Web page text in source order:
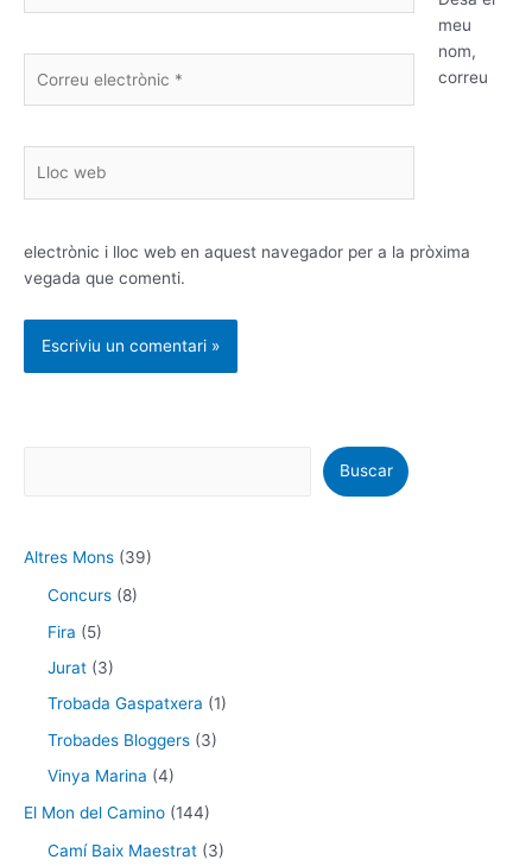
electrònic
web
meu
nom,
correu
electrònic i lloc web en aquest navegador per a la pròxima
vegada que comenti.
Buscar
Altres Mons (39)
Concurs (8)
Fira (5)
Jurat (3)
Trobada Gaspatxera (1)
Trobades Bloggers (3)
Vinya Marina (4)
El Mon del Camino (144)
Camí Baix Maestrat (3)